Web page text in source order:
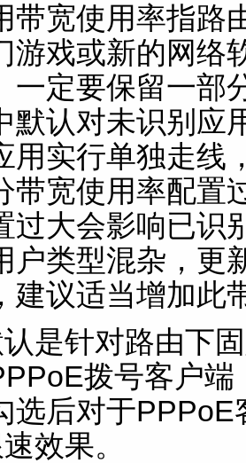
带宽使用率指路
游戏或新的网络
一定要保留一部
默认对未识别应
用实行单独走线
带宽使用率配置
过大会影响已识
户类型混杂，更
建议适当增加此
是针对路由下
拨号客户
选后对于
效果。